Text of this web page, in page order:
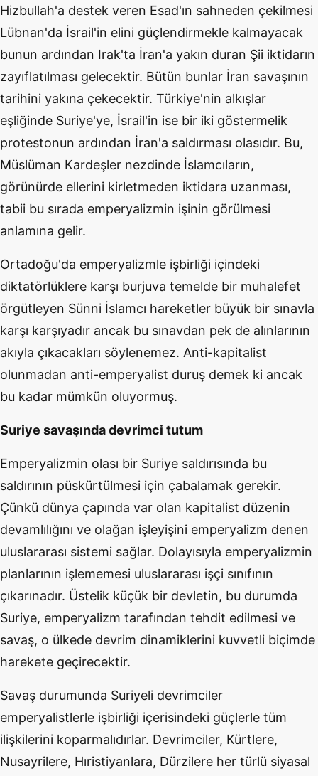
Hizbullah'a destek veren Esad'ın sahneden çekilmesi
Lübnan'da İsrail'in elini güçlendirmekle kalmayacak
bunun ardından Irak'ta İran'a yakın duran Şii iktidarın
zayıflatılması gelecektir. Bütün bunlar İran savaşının
tarihini yakına çekecektir. Türkiye'nin alkışlar
eşliğinde Suriye'ye, İsrail'in ise bir iki göstermelik
protestonun ardından İran'a saldırması olasıdır. Bu,
Müslüman Kardeşler nezdinde İslamcıların,
görünürde ellerini kirletmeden iktidara uzanması,
tabii bu sırada emperyalizmin işinin görülmesi
anlamına gelir.
Ortadoğu'da emperyalizmle işbirliği içindeki
diktatörlüklere karşı burjuva temelde bir muhalefet
örgütleyen Sünni İslamcı hareketler büyük bir sınavla
karşı karşıyadır ancak bu sınavdan pek de alınlarının
akıyla çıkacakları söylenemez. Anti-kapitalist
olunmadan anti-emperyalist duruş demek ki ancak
bu kadar mümkün oluyormuş.
Suriye savaşındadevrimci tutum
Emperyalizmin olası bir Suriye saldırısında bu
saldırının püskürtülmesi için çabalamak gerekir.
Çünkü dünya çapında var olan kapitalist düzenin
devamlılığını ve olağan işleyişini emperyalizm denen
uluslararası sistemi sağlar. Dolayısıyla emperyalizmin
planlarının işlememesi uluslararası işçi sınıfının
çıkarınadır. Üstelik küçük bir devletin, bu durumda
Suriye, emperyalizm tarafından tehdit edilmesi ve
savaş, o ülkede devrim dinamiklerini kuvvetli biçimde
harekete geçirecektir.
Savaş durumunda Suriyeli devrimciler
emperyalistlerle işbirliği içerisindeki güçlerle tüm
ilişkilerini koparmalıdırlar. Devrimciler, Kürtlere,
Nusayrilere, Hıristiyanlara, Dürzilere her türlü siyasal